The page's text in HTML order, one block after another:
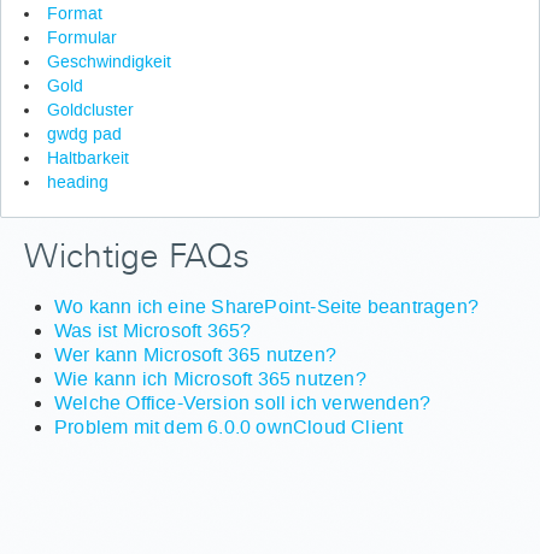
Format
Formular
Geschwindigkeit
Gold
Goldcluster
gwdg pad
Haltbarkeit
heading
Wichtige FAQs
Wo kann ich eine SharePoint-Seite beantragen?
Was ist Microsoft 365?
Wer kann Microsoft 365 nutzen?
Wie kann ich Microsoft 365 nutzen?
Welche Office-Version soll ich verwenden?
Problem mit dem 6.0.0 ownCloud Client